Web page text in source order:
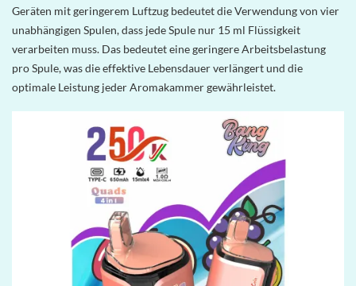
Geräten mit geringerem Luftzug bedeutet die Verwendung von vier
unabhängigen Spulen, dass jede Spule nur 15 ml Flüssigkeit
verarbeiten muss. Das bedeutet eine geringere Arbeitsbelastung
pro Spule, was die effektive Lebensdauer verlängert und die
optimale Leistung jeder Aromakammer gewährleistet.